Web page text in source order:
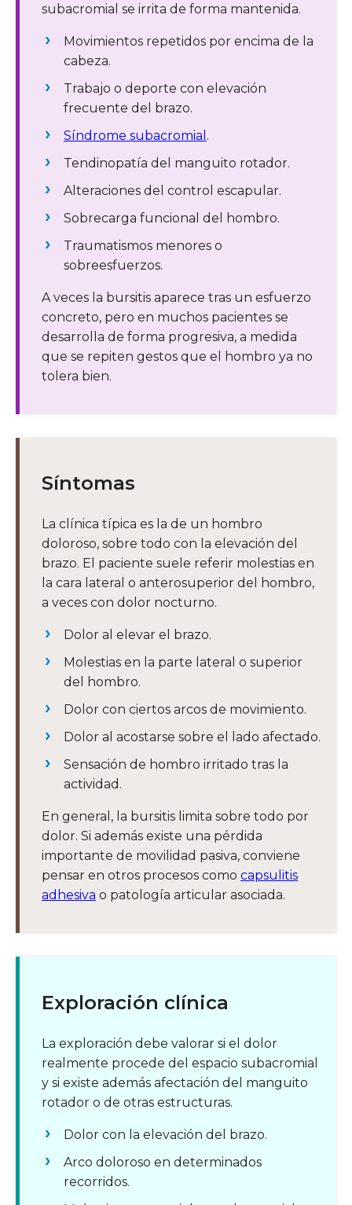
subacromial se irrita de forma mantenida.
Movimientos repetidos por encima de la
cabeza.
Trabajo o deporte con elevación
frecuente del brazo.
Síndrome subacromial .
Tendinopatía del manguito rotador.
Alteraciones del control escapular.
Sobrecarga funcional del hombro.
Traumatismos menores o
sobreesfuerzos.
A veces la bursitis aparece tras un esfuerzo
concreto, pero en muchos pacientes se
desarrolla de forma progresiva, a medida
que se repiten gestos que el hombro ya no
tolera bien.
Síntomas
La clínica típica es la de un hombro
doloroso, sobre todo con la elevación del
brazo. El paciente suele referir molestias en
la cara lateral o anterosuperior del hombro,
a veces con dolor nocturno.
Dolor al elevar el brazo.
Molestias en la parte lateral o superior
del hombro.
Dolor con ciertos arcos de movimiento.
Dolor al acostarse sobre el lado afectado.
Sensación de hombro irritado tras la
actividad.
En general, la bursitis limita sobre todo por
dolor. Si además existe una pérdida
importante de movilidad pasiva, conviene
pensar en otros procesos como capsulitis
adhesiva o patología articular asociada.
Exploración clínica
La exploración debe valorar si el dolor
realmente procede del espacio subacromial
y si existe además afectación del manguito
rotador o de otras estructuras.
Dolor con la elevación del brazo.
Arco doloroso en determinados
recorridos.